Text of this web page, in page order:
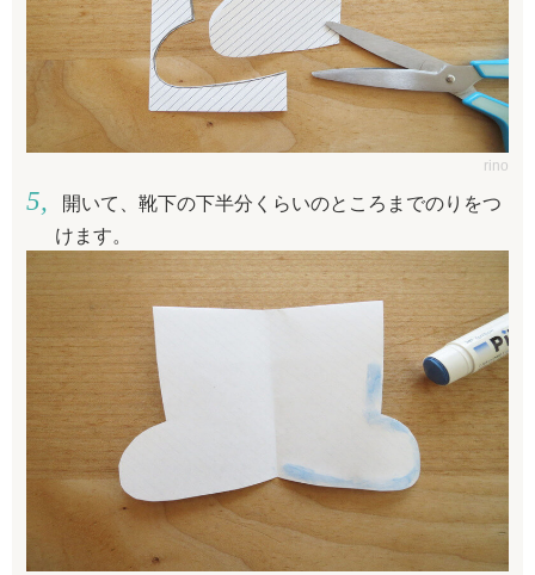
rino
開いて、靴下の下半分くらいのところまでのりをつ
けます。